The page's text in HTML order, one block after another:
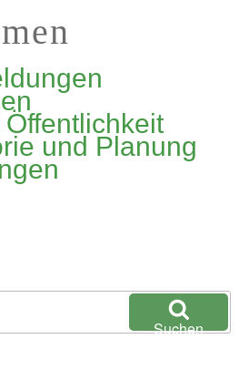
und Planung
Suchen